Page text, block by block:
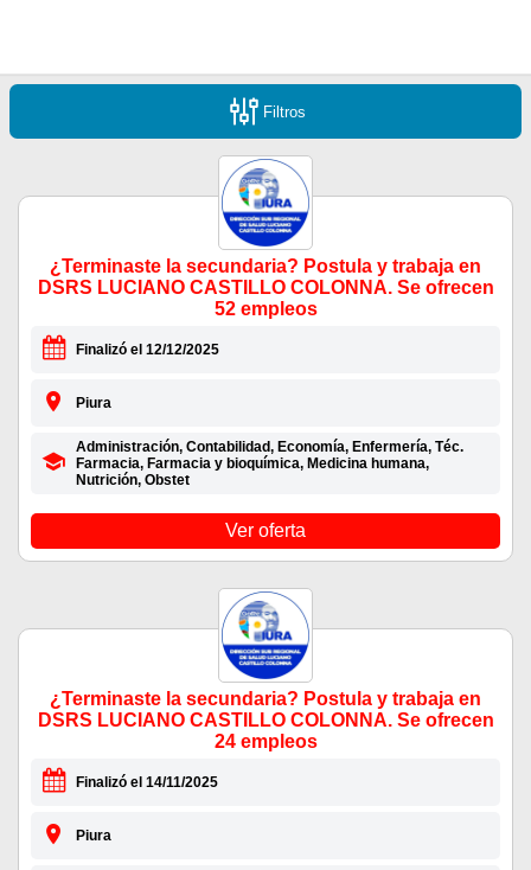
Filtros
¿Terminaste la secundaria? Postula y trabaja en
DSRS LUCIANO CASTILLO COLONNA. Se ofrecen
52 empleos
Finalizó el 12/12/2025
Piura
Administración, Contabilidad, Economía, Enfermería, Téc.
Farmacia, Farmacia y bioquímica, Medicina humana,
Nutrición, Obstet
Ver oferta
¿Terminaste la secundaria? Postula y trabaja en
DSRS LUCIANO CASTILLO COLONNA. Se ofrecen
24 empleos
Finalizó el 14/11/2025
Piura